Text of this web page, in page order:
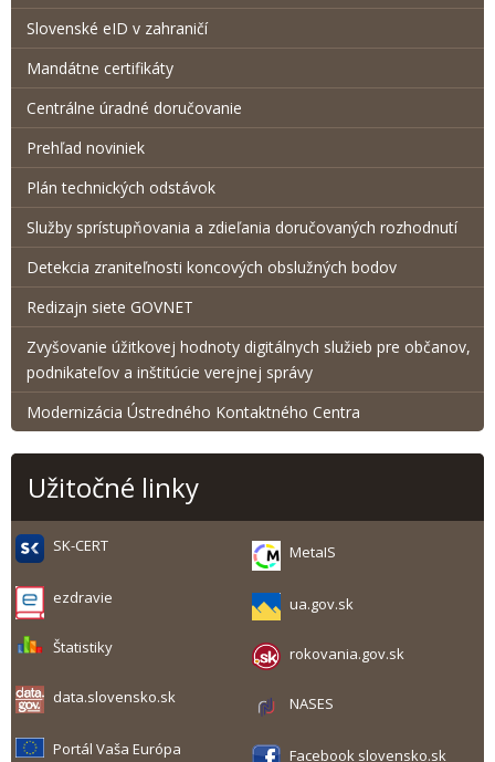
Slovenské eID v zahraničí
Mandátne certifikáty
Centrálne úradné doručovanie
Prehľad noviniek
Plán technických odstávok
Služby sprístupňovania a zdieľania doručovaných rozhodnutí
Detekcia zraniteľnosti koncových obslužných bodov
Redizajn siete GOVNET
Zvyšovanie úžitkovej hodnoty digitálnych služieb pre občanov,
podnikateľov a inštitúcie verejnej správy
Modernizácia Ústredného Kontaktného Centra
Užitočné linky
SK-CERT MetaIS
ezdravie ua.gov.sk
Štatistiky rokovania.gov.sk
data.slovensko.sk NASES
Portál Vaša Európa Facebook slovensko.sk